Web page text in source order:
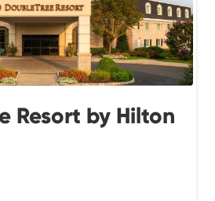
Resort by Hilton